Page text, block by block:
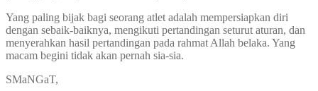
Yang paling bijak bagi seorang atlet adalah mempersiapkan diri
dengan sebaik-baiknya, mengikuti pertandingan seturut aturan, dan
menyerahkan hasil pertandingan pada rahmat Allah belaka. Yang
macam begini tidak akan pernah sia-sia.
SMaNGaT,